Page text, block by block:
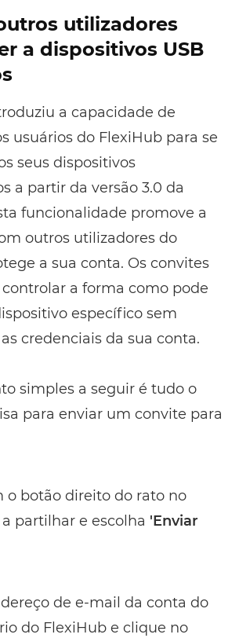
utilizadores
a dispositivos USB
a capacidade de
usuários do FlexiHub para se
seus dispositivos
a partir da versão 3.0 da
funcionalidade promove a
outros utilizadores do
a sua conta. Os convites
a forma como pode
específico sem
credenciais da sua conta.
simples a seguir é tudo o
para enviar um convite para
o botão direito do rato no
partilhar e escolha 'Enviar
de e-mail da conta do
do FlexiHub e clique no